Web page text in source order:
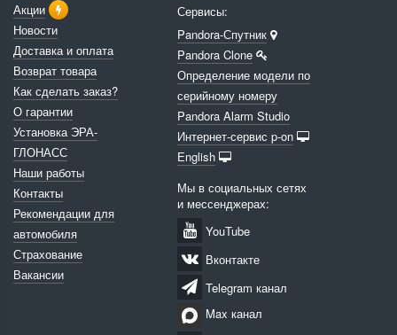
Акции
Новости
Доставка и оплата
Возврат товара
Как сделать заказ?
О гарантии
Установка ЭРА-
ГЛОНАСС
Наши работы
Контакты
Рекомендации для
автомобиля
Страхование
Вакансии
Сервисы:
Pandora-Спутник
Pandora Clone
Определение модели по
серийному номеру
Pandora Alarm Studio
Интернет-сервис p-on
English
Мы в социальных сетях
и мессенджерах:
YouTube
Вконтакте
Telegram канал
Max канал